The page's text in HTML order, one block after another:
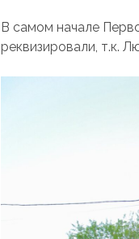
В самом начале
реквизировали, т.к.